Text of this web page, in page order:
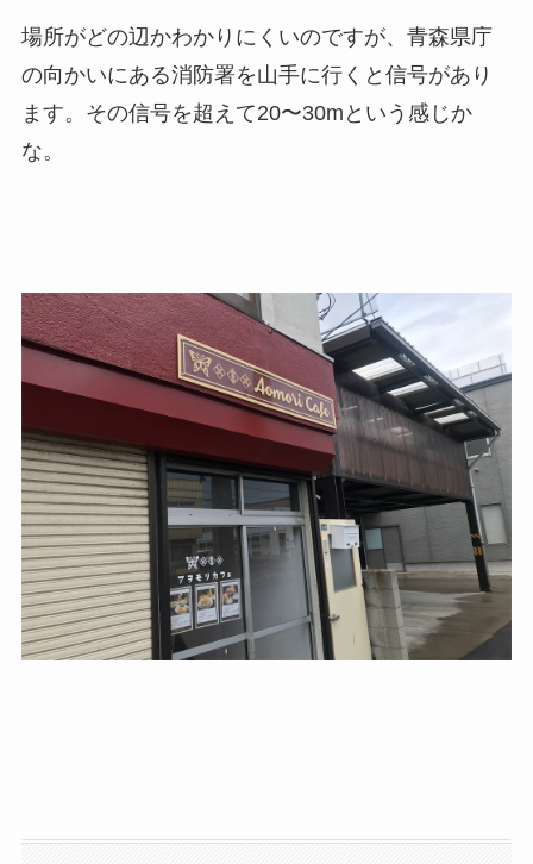
場所がどの辺かわかりにくいのですが、青森県庁
の向かいにある消防署を山手に行くと信号があり
ます。その信号を超えて20〜30mという感じか
な。